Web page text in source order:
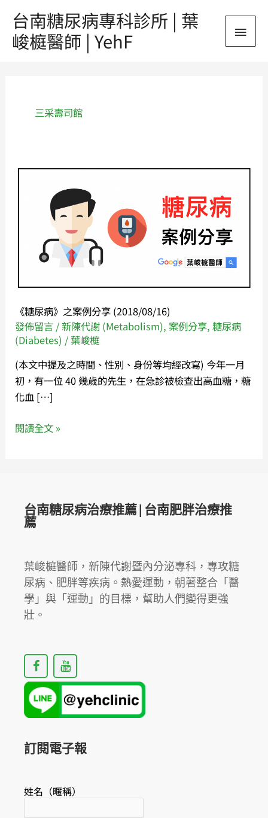
台南糖尿病專科診所 | 葉
峻榳醫師 | YehF
主
要
三采壽司館
《糖尿病》之案例分享 (2018/08/16)
發佈留言 /新陳代謝 (Metabolism),案例分享,糖尿病
(Diabetes) / 葉峻榳
(本文中提及之時間、性別、身份等均經改寫) 今年一月
初，有一位 40 幾歲的先生，在急診被檢查出高血糖，糖
化血 […]
《糖
享
閱讀全文 »
台南糖尿病治療推薦|台南肥胖治療推
薦
葉峻榳醫師，新陳代謝暨內分泌專科，專攻糖
尿病、肥胖等疾病。熱愛運動，朝著整合「醫
學」與「運動」的目標，幫助人們變得更強
壯。
F
a
c
e
b
o
k
Y
o
u
t
u
b
訂閱電子報
姓名（暱稱）